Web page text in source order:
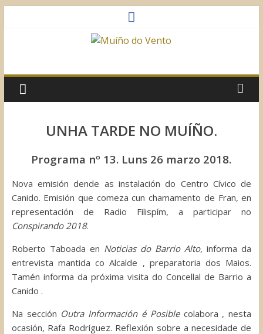
do
Vento
Sociocultural
UNHA TARDE NO MUÍÑO.
Programa nº 13. Luns 26 marzo 2018.
Nova emisión dende as instalación do Centro Cívico de
Canido. Emisión que comeza cun chamamento de Fran, en
representación de Radio Filispím, a participar no
Conspirando 2018.
Roberto Taboada en Noticias do Barrio Alto, informa da
entrevista mantida co Alcalde , preparatoria dos Maios.
Tamén informa da próxima visita do Concellal de Barrio a
Canido .
Na sección Outra Información é Posiblecolabora , nesta
ocasión, Rafa Rodríguez. Reflexión sobre a necesidade de